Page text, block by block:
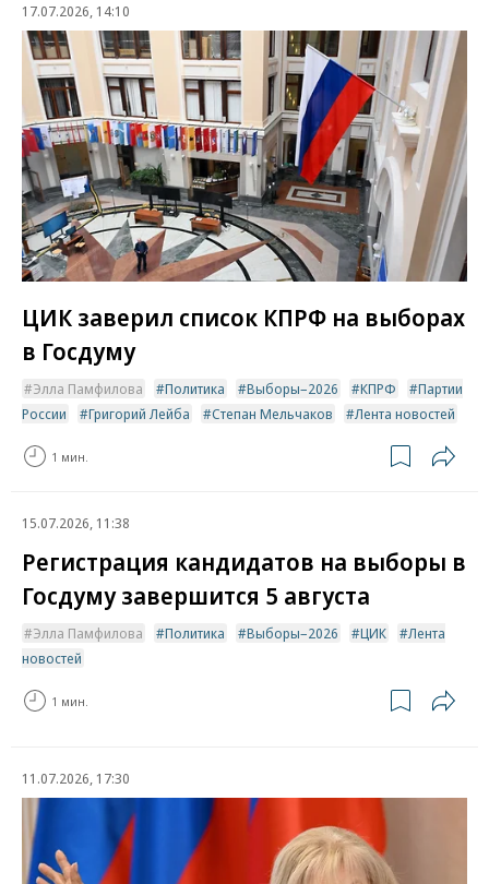
17.07.2026, 14:10
ЦИК заверил список КПРФ на выборах
в Госдуму
Элла Памфилова Политика Выборы–2026 КПРФ
Партии
России
Григорий Лейба Степан Мельчаков Лента новостей
1 мин.
15.07.2026, 11:38
Регистрация кандидатов на выборы в
Госдуму завершится 5 августа
Элла Памфилова Политика Выборы–2026 ЦИК
Лента
новостей
1 мин.
11.07.2026, 17:30